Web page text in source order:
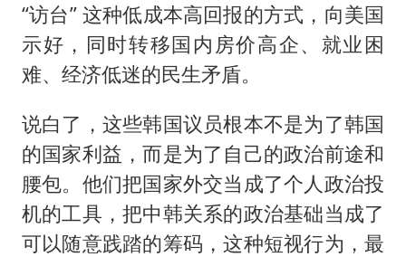
“访台” 这种低成本高回报的方式，向美国
示好，同时转移国内房价高企、就业困
难、经济低迷的民生矛盾。
说白了，这些韩国议员根本不是为了韩国
的国家利益，而是为了自己的政治前途和
腰包。他们把国家外交当成了个人政治投
机的工具，把中韩关系的政治基础当成了
可以随意践踏的筹码，这种短视行为，最